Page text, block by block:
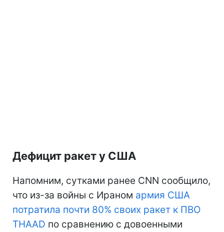
Дефицит ракет у США
Напомним, сутками ранее CNN сообщило,
что из-за войны с Ираном армия США
потратила почти 80% своих ракет к ПВО
THAAD по сравнению с довоенными